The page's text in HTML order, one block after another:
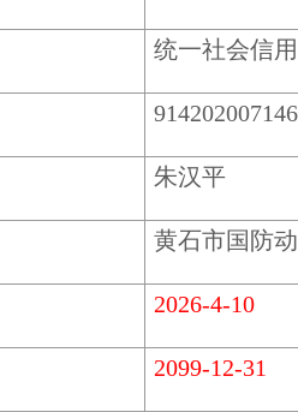
统一社会信
朱汉平
黄石市国防
2026-4-10
2099-12-31